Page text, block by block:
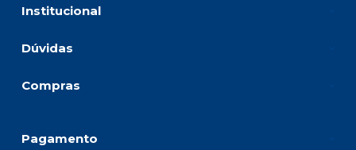
Institucional
Dúvidas
Compras
Pagamento